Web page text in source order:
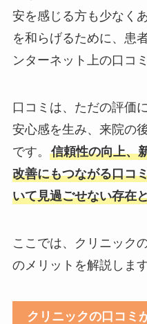
安を感じる方も少なく
を和らげるために、患
ンターネット上の口コミ
口コミは、ただの評価
安心感を生み、来院の
です。 信頼性の向上、
改善にもつながる口コ
いて見過ごせない存在
ここでは、クリニック
のメリットを解説します
クリニックの口コミ